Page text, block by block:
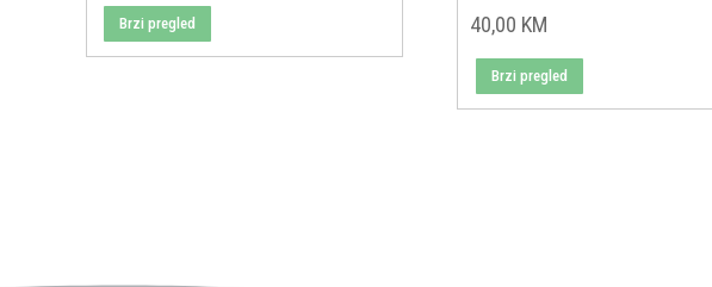
Brzi pregled 40,00 KM
Brzi pregled